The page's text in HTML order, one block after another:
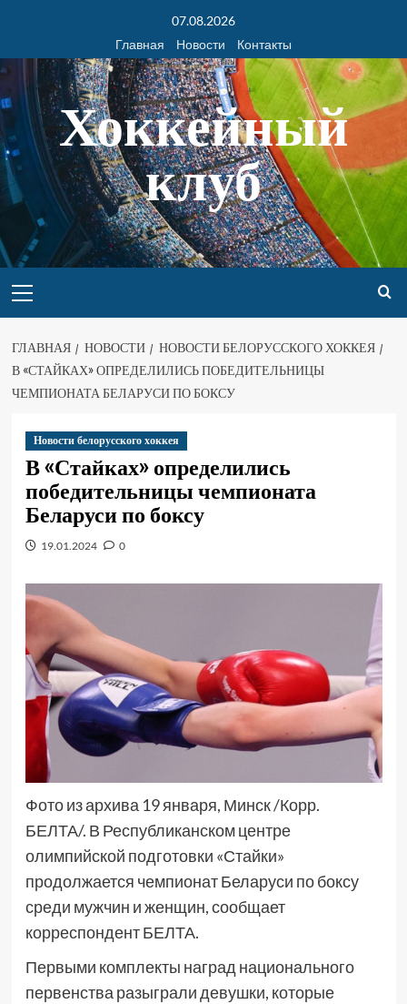
07.08.2026
Главная
Новости Контакты
Хоккейный
клуб
ГЛАВНАЯ НОВОСТИ
НОВОСТИ БЕЛОРУССКОГО ХОККЕЯ
В «СТАЙКАХ» ОПРЕДЕЛИЛИСЬ ПОБЕДИТЕЛЬНИЦЫ
ЧЕМПИОНАТА БЕЛАРУСИ ПО БОКСУ
Новости белорусского хоккея
В «Стайках» определились
победительницы чемпионата
Беларуси по боксу
19.01.2024 0
Фото из архива 19 января, Минск /Корр.
БЕЛТА/. В Республиканском центре
олимпийской подготовки «Стайки»
продолжается чемпионат Беларуси по боксу
среди мужчин и женщин, сообщает
корреспондент БЕЛТА.
Первыми комплекты наград национального
первенства разыграли девушки, которые